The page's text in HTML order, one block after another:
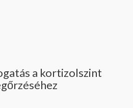
a kortizolszint